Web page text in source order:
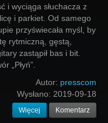
i wyciąga słuchacza z
i parkiet. Od samego
przyświecała myśl, by
rytmiczną, gęstą,
zastąpił bas i bit.
„Płyń”.
Autor: presscom
Wysłano: 2019-09-18
Więcej Komentarz